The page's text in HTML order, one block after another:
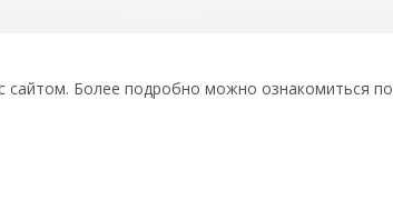
Более подробно можно ознакомиться по